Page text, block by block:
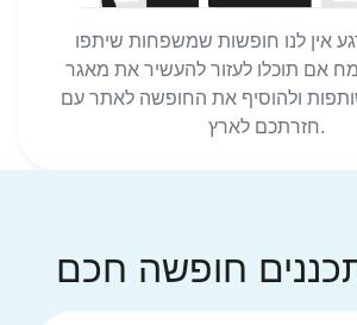
אין לנו חופשות שמשפחות שיתפו
אם תוכלו לעזור להעשיר את מאגר
ולהוסיף את החופשה לאתר עם
חזרתכם לארץ.